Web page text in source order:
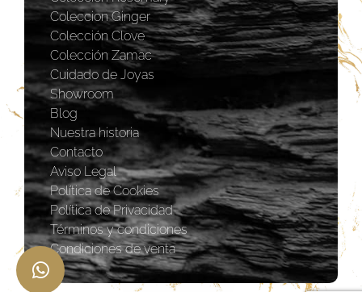
Coleccion Ginger
Colección Clove
Colección Zamac
Cuidado de Joyas
Showroom
Blog
Nuestra historia
Contacto
Aviso Legal
Política de Cookies
Política de Privacidad
Términos y condiciones
Condiciones de venta